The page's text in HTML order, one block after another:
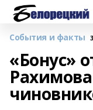
События и факты
«Бонус»